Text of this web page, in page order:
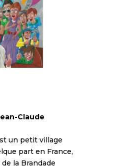
Claude
un petit village
part en France,
la Brandade